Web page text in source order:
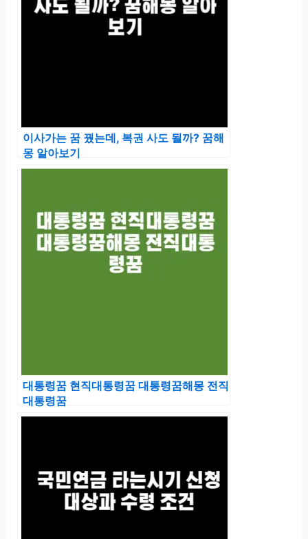
이사가는 꿈 꿨는데, 복권 사도 될까? 꿈해
몽 알아보기
대통령꿈 현직대통령꿈 대통령꿈해몽 전직
대통령꿈